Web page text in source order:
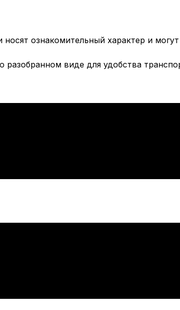
носят ознакомительный характер и
разобранном виде для удобства